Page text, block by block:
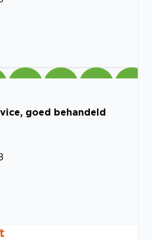
goed behandeld